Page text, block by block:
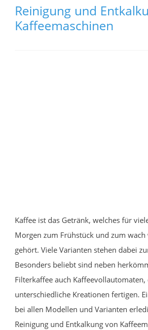
Reinigung und
Kaffeemaschinen
Kaffee ist das Getränk, welches für
Morgen zum Frühstück und zum wach
gehört. Viele Varianten stehen dabei
Besonders beliebt sind neben
Filterkaffee auch Kaffeevollautomaten,
unterschiedliche Kreationen fertigen.
bei allen Modellen und Varianten
Reinigung und Entkalkung von